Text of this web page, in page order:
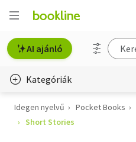
AI ajánló
Kategóriák
Életmód, egészség
Idegen nyelvű Pocket Books
Short Stories